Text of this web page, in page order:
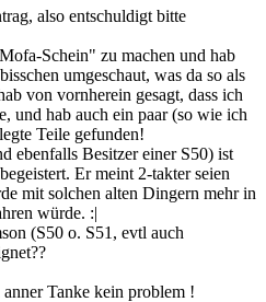
also entschuldigt bitte
Schein" zu machen und hab
umgeschaut, was da so als
von vornherein gesagt, dass ich
und hab auch ein paar (so wie ich
Teile gefunden!
ebenfalls Besitzer einer S50) ist
Er meint 2-takter seien
mit solchen alten Dingern mehr in
würde. :|
(S50 o. S51, evtl auch
Tanke kein problem !